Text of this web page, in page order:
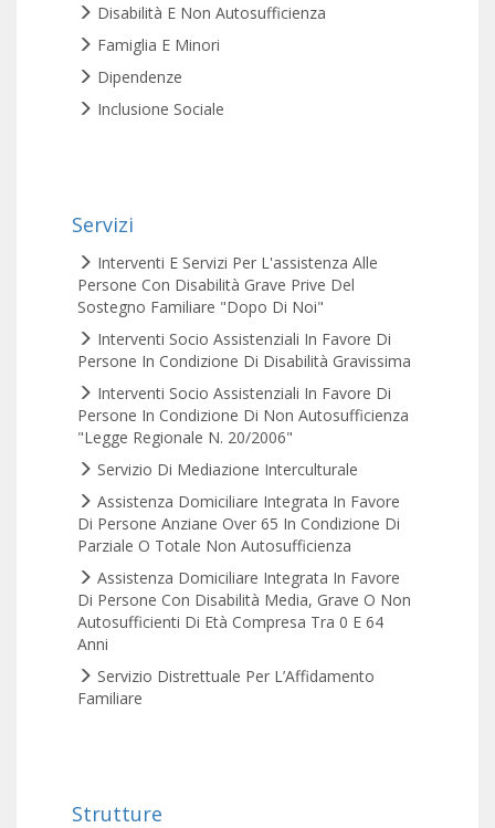
Disabilità E Non Autosufficienza
Famiglia E Minori
Dipendenze
Inclusione Sociale
Servizi
Interventi E Servizi Per L'assistenza Alle
Persone Con Disabilità Grave Prive Del
Sostegno Familiare "Dopo Di Noi"
Interventi Socio Assistenziali In Favore Di
Persone In Condizione Di Disabilità Gravissima
Interventi Socio Assistenziali In Favore Di
Persone In Condizione Di Non Autosufficienza
"Legge Regionale N. 20/2006"
Servizio Di Mediazione Interculturale
Assistenza Domiciliare Integrata In Favore
Di Persone Anziane Over 65 In Condizione Di
Parziale O Totale Non Autosufficienza
Assistenza Domiciliare Integrata In Favore
Di Persone Con Disabilità Media, Grave O Non
Autosufficienti Di Età Compresa Tra 0 E 64
Anni
Servizio Distrettuale Per L’Affidamento
Familiare
Strutture